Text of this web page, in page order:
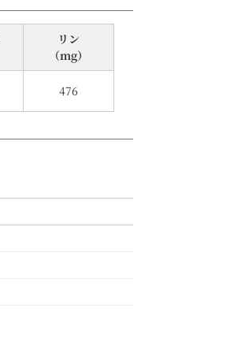
リン
（mg）
476